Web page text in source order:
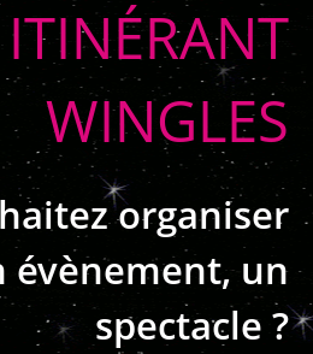
ITINÉRANT
WINGLES
organiser
évènement, un
spectacle ?